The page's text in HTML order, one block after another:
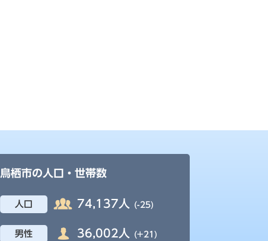
鳥栖市の人口・世帯数
人口 74,137人 (-25)
男性 36,002人 (+21)